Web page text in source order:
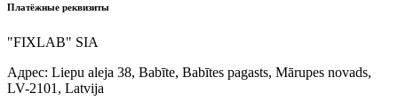
Платёжные реквизиты
"FIXLAB" SIA
Адрес: Liepu aleja 38, Babīte, Babītes pagasts, Mārupes novads,
LV-2101, Latvija